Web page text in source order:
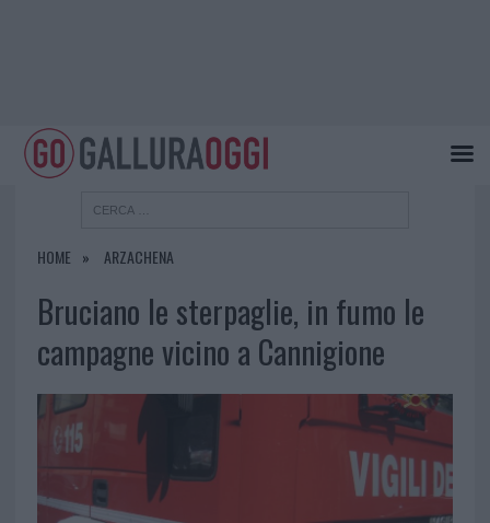
HOME ARZACHENA
Bruciano le sterpaglie, in fumo le
campagne vicino a Cannigione